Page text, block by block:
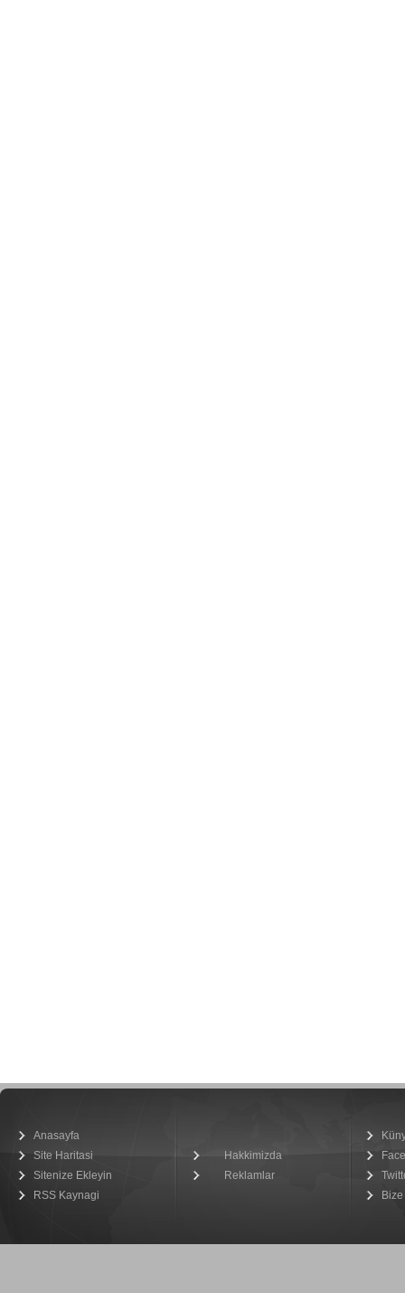
Anasayfa
Site Haritasi
Sitenize Ekleyin
RSS Kaynagi
Hakkimizda
Reklamlar